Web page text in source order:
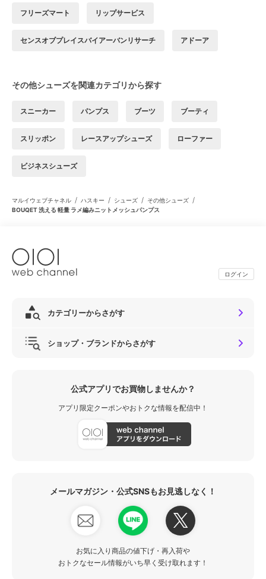
フリーズマート リップサービス
センスオブプレイスバイアーバンリサーチ アドーア
その他シューズを関連カテゴリから探す
スニーカー パンプス ブーツ ブーティ
スリッポン レースアップシューズ ローファー
ビジネスシューズ
マルイウェブチャネル / ハスキー / シューズ / その他シューズ /
BOUQET 洗える 軽量 ラメ編みニットメッシュパンプス
ログイン
カテゴリーからさがす
ショップ・ブランドからさがす
公式アプリでお買物しませんか？
アプリ限定クーポンやおトクな情報を配信中！
メールマガジン・公式SNSもお見逃しなく！
お気に入り商品の値下げ・再入荷や
おトクなセール情報がいち早く受け取れます！